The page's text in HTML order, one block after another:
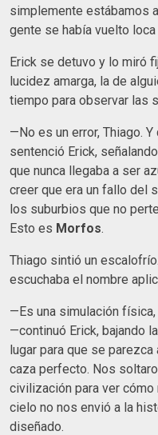
simplemente estábamos
gente se había vuelto
​Erick se detuvo y lo miró
lucidez amarga, la de
tiempo para observar las
​—No es un error, Thiago.
sentenció Erick,
que nunca llegaba a ser
creer que era un fallo del
los suburbios que no
Esto es Morfos.
​Thiago sintió un
escuchaba el nombre
​—Es una simulación
—continuó Erick, bajando
lugar para que se
caza perfecto. Nos
civilización para ver
cielo no nos envió a la
diseñado.